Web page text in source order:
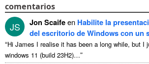
comentarios
JS Jon Scaifeen Habilite la
del escritorio de Windows con un
“Hi James I realise it has been a long while, but I
windows 11 (build 23H2)…”